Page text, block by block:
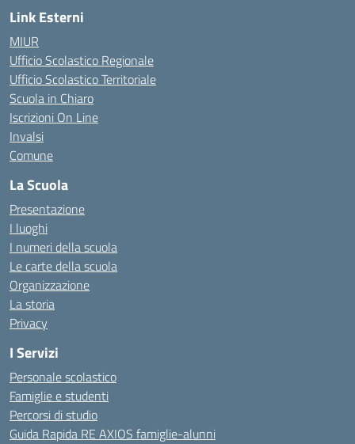
Link Esterni
MIUR
Ufficio Scolastico Regionale
Ufficio Scolastico Territoriale
Scuola in Chiaro
Iscrizioni On Line
Invalsi
Comune
La Scuola
Presentazione
I luoghi
I numeri della scuola
Le carte della scuola
Organizzazione
La storia
Privacy
I Servizi
Personale scolastico
Famiglie e studenti
Percorsi di studio
Guida Rapida RE AXIOS famiglie-alunni